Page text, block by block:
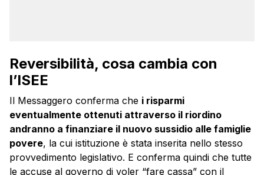
Reversibilità, cosa cambia con
l’ISEE
Il Messaggero conferma che i risparmi
eventualmente ottenuti attraverso il riordino
andranno a finanziare il nuovo sussidio alle famiglie
povere, la cui istituzione è stata inserita nello stesso
provvedimento legislativo. E conferma quindi che tutte
le accuse al governo di voler “fare cassa” con il